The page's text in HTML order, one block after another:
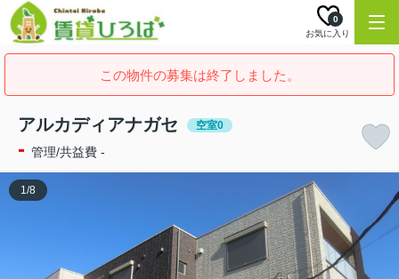
お気に入り
0
この物件の募集は終了しました。
アルカディアナガセ 空室0
- 管理/共益費 -
1/8